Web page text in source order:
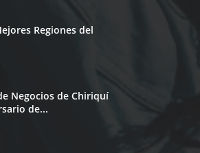
Regiones del
Negocios de Chiriquí
de...